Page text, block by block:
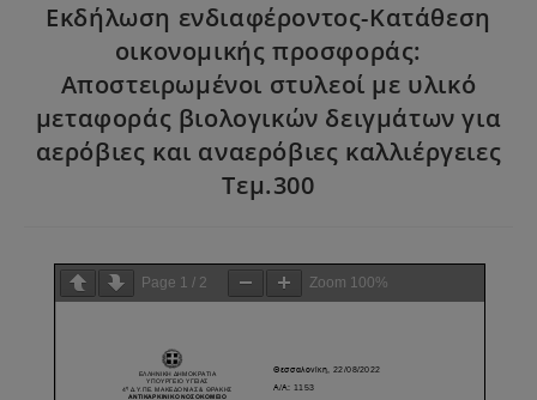
Εκδήλωση ενδιαφέροντος-Κατάθεση
οικονομικής προσφοράς:
Αποστειρωμένοι στυλεοί με υλικό
μεταφοράς βιολογικών δειγμάτων για
αερόβιες και αναερόβιες καλλιέργειες
Τεμ.300
Page 1 / 2 Zoom 100%